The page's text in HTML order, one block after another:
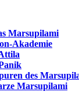
Marsupilami
Akademie
des
Marsupilami